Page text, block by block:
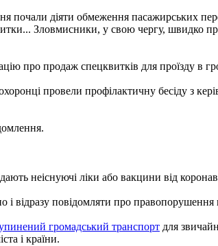
почали діяти обмеження пасажирських
Зловмисники, у свою чергу, швидко
про продаж спецквитків для проїзду в
провели профілактичну бесіду з
неіснуючі ліки або вакцини від
відразу повідомляти про правопорушення
громадський транспорт для
і країни.